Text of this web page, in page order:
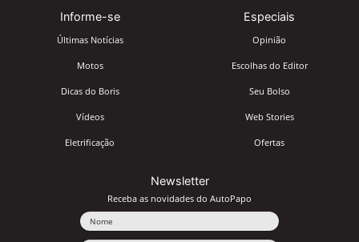
Informe-se
Últimas Notícias
Motos
Dicas do Boris
Vídeos
Eletrificação
Especiais
Opinião
Escolhas do Editor
Seu Bolso
Web Stories
Ofertas
Newsletter
Receba as novidades do AutoPapo